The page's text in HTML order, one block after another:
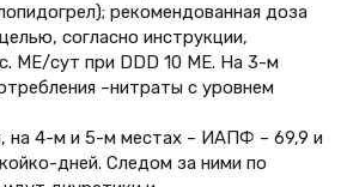
рекомендованная доза
согласно инструкции,
МЕ/сут при DDD 10 МЕ. На 3-м
–нитраты с уровнем
на 4-м и 5-м местах – ИАПФ – 69,9 и
дней. Следом за ними по